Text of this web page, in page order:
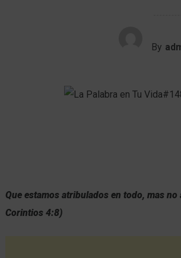
By
Que estamos atribulados en todo, mas
Corintios 4:8)